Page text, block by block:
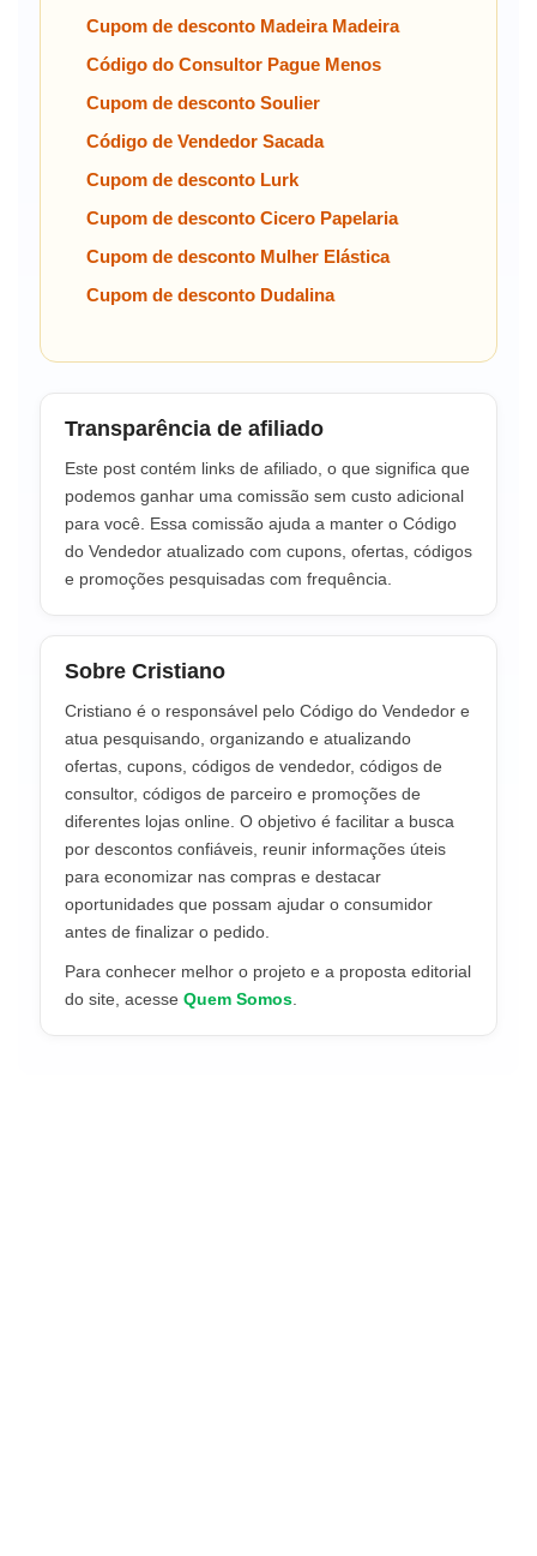
Cupom de desconto Madeira Madeira
Código do Consultor Pague Menos
Cupom de desconto Soulier
Código de Vendedor Sacada
Cupom de desconto Lurk
Cupom de desconto Cicero Papelaria
Cupom de desconto Mulher Elástica
Cupom de desconto Dudalina
Transparência de afiliado
Este post contém links de afiliado, o que significa que
podemos ganhar uma comissão sem custo adicional
para você. Essa comissão ajuda a manter o Código
do Vendedor atualizado com cupons, ofertas, códigos
e promoções pesquisadas com frequência.
Sobre Cristiano
Cristiano é o responsável pelo Código do Vendedor e
atua pesquisando, organizando e atualizando
ofertas, cupons, códigos de vendedor, códigos de
consultor, códigos de parceiro e promoções de
diferentes lojas online. O objetivo é facilitar a busca
por descontos confiáveis, reunir informações úteis
para economizar nas compras e destacar
oportunidades que possam ajudar o consumidor
antes de finalizar o pedido.
Para conhecer melhor o projeto e a proposta editorial
do site, acesse Quem Somos.